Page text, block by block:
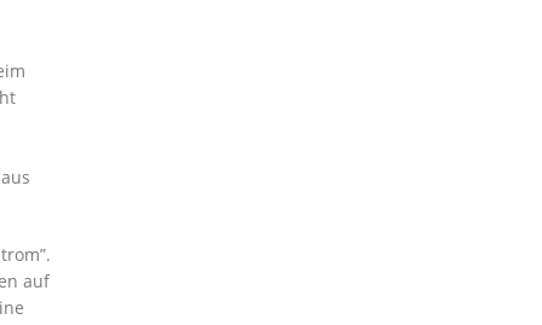
auf